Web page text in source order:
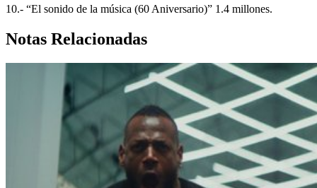
10.- “El sonido de la música (60 Aniversario)” 1.4 millones.
Notas Relacionadas